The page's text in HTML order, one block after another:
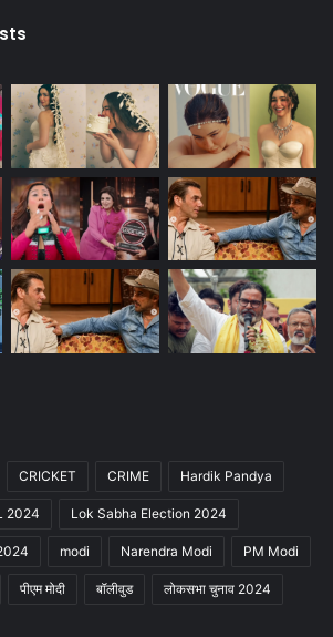
CRICKET CRIME Hardik Pandya
2024 Lok Sabha Election 2024
modi Narendra Modi PM Modi
पीएम मोदी बॉलीवुड लोकसभा चुनाव 2024